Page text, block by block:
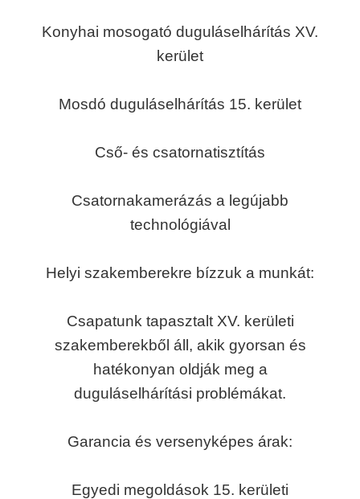
Konyhai mosogató duguláselhárítás XV.
kerület
Mosdó duguláselhárítás 15. kerület
Cső- és csatornatisztítás
Csatornakamerázás a legújabb
technológiával
Helyi szakemberekre bízzuk a munkát:
Csapatunk tapasztalt XV. kerületi
szakemberekből áll, akik gyorsan és
hatékonyan oldják meg a
duguláselhárítási problémákat.
Garancia és versenyképes árak:
Egyedi megoldások 15. kerületi